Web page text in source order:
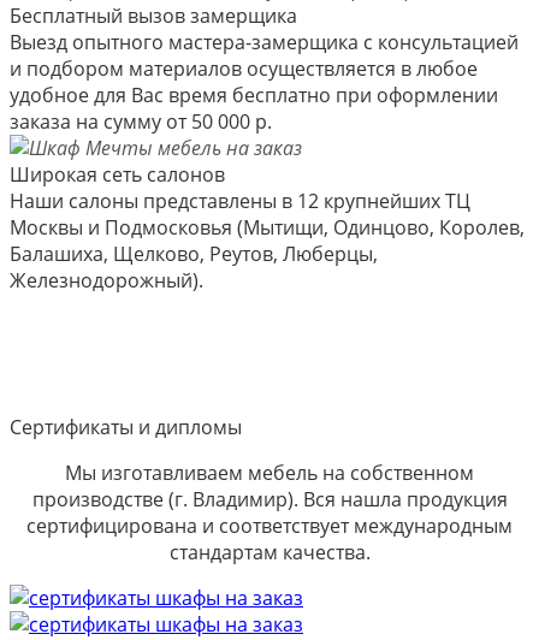
Бесплатный вызов замерщика
Выезд опытного мастера-замерщика с консультацией
и подбором материалов осуществляется в любое
удобное для Вас время бесплатно при оформлении
заказа на сумму от 50 000 р.
Широкая сеть салонов
Наши салоны представлены в 12 крупнейших ТЦ
Москвы и Подмосковья (Мытищи, Одинцово, Королев,
Балашиха, Щелково, Реутов, Люберцы,
Железнодорожный).
Сертификаты и дипломы
Мы изготавливаем мебель на собственном
производстве (г. Владимир). Вся нашла продукция
сертифицирована и соответствует международным
стандартам качества.